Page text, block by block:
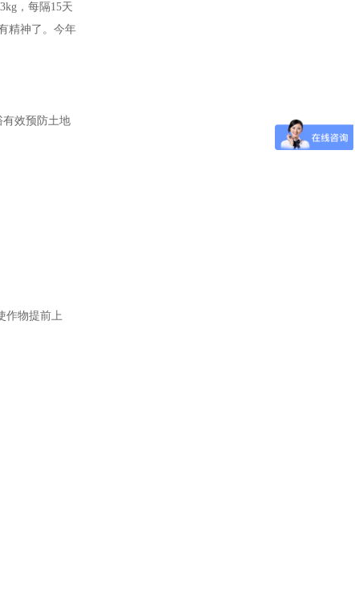
，每隔15天
精神了。今年
有效预防土地
作物提前上